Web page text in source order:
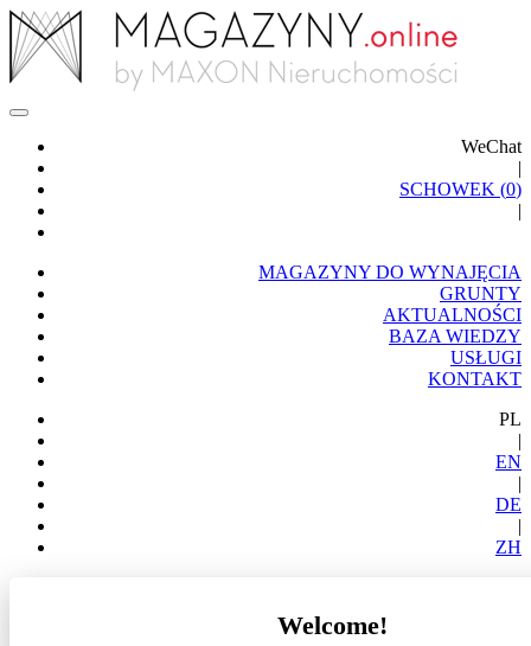
WeChat
|
SCHOWEK (0)
|
MAGAZYNY DO WYNAJĘCIA
GRUNTY
AKTUALNOŚCI
BAZA WIEDZY
USŁUGI
KONTAKT
PL
|
EN
|
DE
|
ZH
Welcome!
Panattoni powiększa dolnośląski projekt Wrocław Campus i